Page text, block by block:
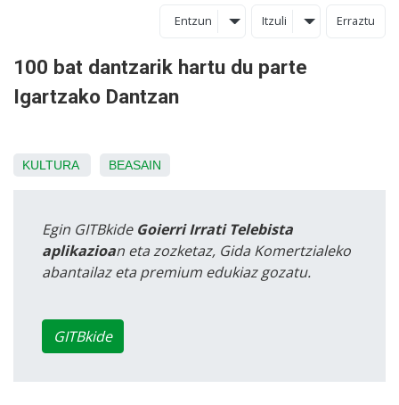
Entzun Itzuli Erraztu
100 bat dantzarik hartu du parte
Igartzako Dantzan
KULTURA BEASAIN
Egin GITBkide Goierri Irrati Telebista
aplikazioan eta zozketaz, Gida Komertzialeko
abantailaz eta premium edukiaz gozatu.
GITBkide